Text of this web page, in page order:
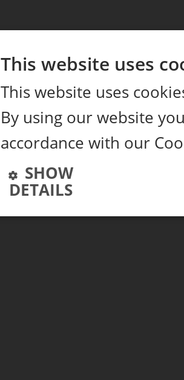
This website uses
This website uses
By using our website
accordance with our
SHOW
DETAILS